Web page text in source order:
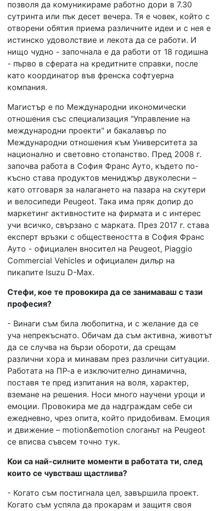
позволя да комуникираме работно дори в 7.30
сутринта или пък десет вечера. Тя е човек, който с
отворени обятия приема различните идеи и с нея е
истинско удоволствие и лекота да се работи. И
нищо чудно - започнала е да работи от 18 годишна
- първо в сферата на кредитните справки, после
като координатор във френска софтуерна
компания.
Магистър е по Международни икономически
отношения със специализация "Управление на
международни проекти" и бакалавър по
Международни отношения към Университета за
национално и световно стопанство. Пред 2008 г.
започва работа в София Франс Ауто, където по-
късно става продуктов мениджър двуколесни –
като отговаря за налагането на пазара на скутери
и велосипеди Peugeot. Така има пряк допир до
маркетинг активностите на фирмата и с интерес
учи всичко, свързано с марката. През 2017 г. става
експерт връзки с обществеността в София Франс
Ауто - официален вносител на Peugeot, Piaggio
Commercial Vehicles и официален дилър на
пикапите Isuzu D-Max.
Стефи, кое те провокира да се занимаваш с тази
професия?
- Винаги съм била любопитна, и с желание да се
уча непрекъснато. Обичам да съм активна, животът
да се случва на бързи обороти, да срещам
различни хора и минавам през различни ситуации.
Работата на ПР-а е изключително динамична,
поставя те пред изпитания на воля, характер,
вземане на решения. Носи много научени уроци и
емоции. Провокира ме да надграждам себе си
ежедневно, чрез опита, който придобивам. Емоция
и движение – motion&emotion слоганът на Peugeot
се вписва съвсем точно тук.
Кои са най-силните моменти в работата ти, след
които се чувстваш щастлива?
- Когато съм постигнала цел, завършила проект.
Когато съм успяла да прокарам и защитя своя